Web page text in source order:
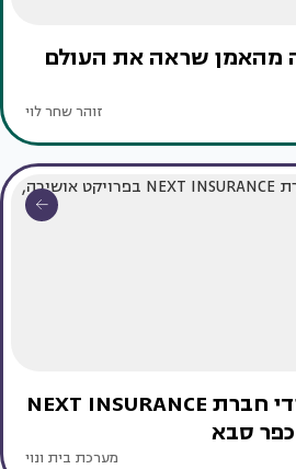
מהאמן שראה את העולם
זוהר שחר לוי
תכנון ועיצוב משרדי חברת NEXT INSURANCE
סבא
מערכת בית ונוי